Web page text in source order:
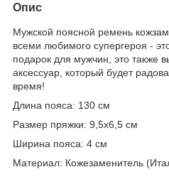
Опис
Мужской поясной ремень
всеми любимого супергероя -
подарок для мужчин, это также
аксессуар, который будет
время!
Длина пояса: 130 см
Размер пряжки: 9,5x6,5 см
Ширина пояса: 4 см
Материал: Кожезаменитель